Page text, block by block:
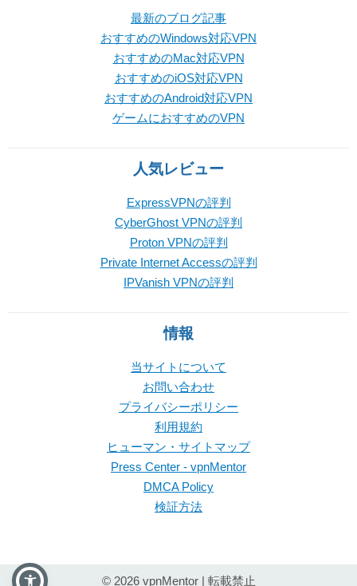
最新のブログ記事
おすすめのWindows対応VPN
おすすめのMac対応VPN
おすすめのiOS対応VPN
おすすめのAndroid対応VPN
ゲームにおすすめのVPN
人気レビュー
ExpressVPNの評判
CyberGhost VPNの評判
Proton VPNの評判
Private Internet Accessの評判
IPVanish VPNの評判
情報
当サイトについて
お問い合わせ
プライバシーポリシー
利用規約
ヒューマン・サイトマップ
Press Center - vpnMentor
DMCA Policy
検証方法
© 2026 vpnMentor | 転載禁止